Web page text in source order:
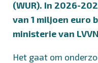
(WUR). In 2026-
van 1 miljoen euro
ministerie van
Het gaat om